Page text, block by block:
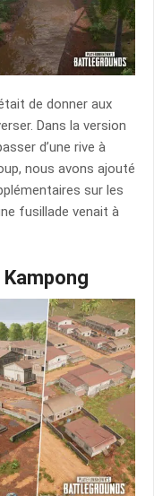
de donner aux
Dans la version
d’une rive à
nous avons ajouté
sur les
fusillade venait à